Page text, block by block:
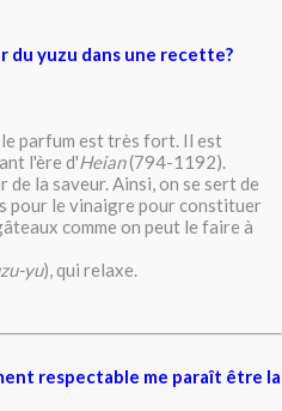
du yuzu dans une recette?
parfum est très fort. Il est
l'ère d'Heian(794-1192).
de la saveur. Ainsi, on se sert de
pour le vinaigre pour constituer
comme on peut le faire à
yu), qui relaxe.
respectable me paraît être la